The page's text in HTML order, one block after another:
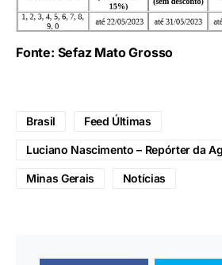
Fonte: Sefaz Mato Grosso
Brasil Feed Últimas
Luciano Nascimento – Repórter da
Minas Gerais Notícias